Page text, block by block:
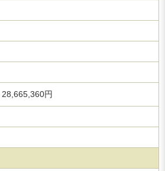
28,665,360円